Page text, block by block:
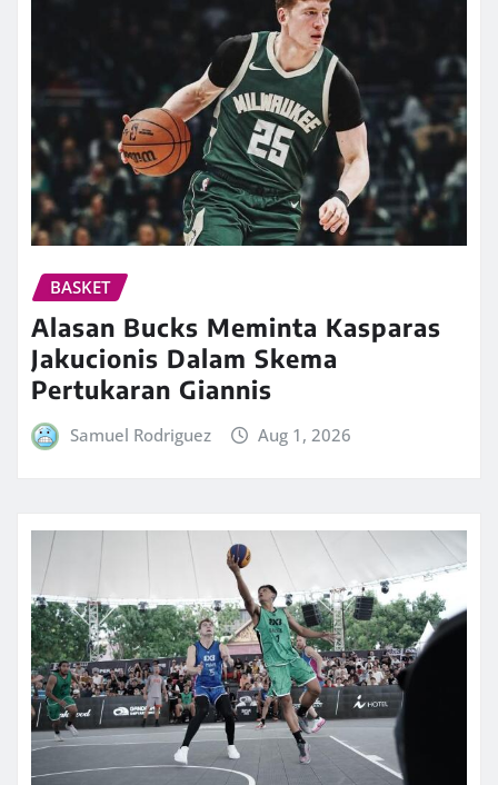
BASKET
Alasan Bucks Meminta Kasparas
Jakucionis Dalam Skema
Pertukaran Giannis
Samuel Rodriguez Aug 1, 2026